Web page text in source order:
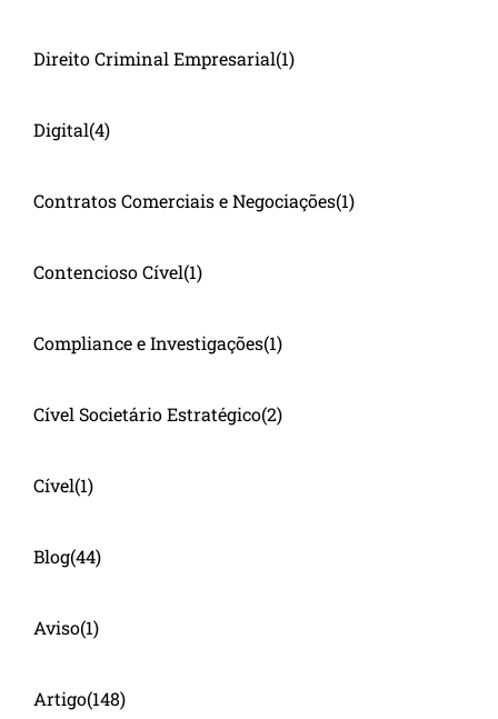
Direito Criminal Empresarial(1)
Digital(4)
Contratos Comerciais e Negociações(1)
Contencioso Cível(1)
Compliance e Investigações(1)
Cível Societário Estratégico(2)
Cível(1)
Blog(44)
Aviso(1)
Artigo(148)